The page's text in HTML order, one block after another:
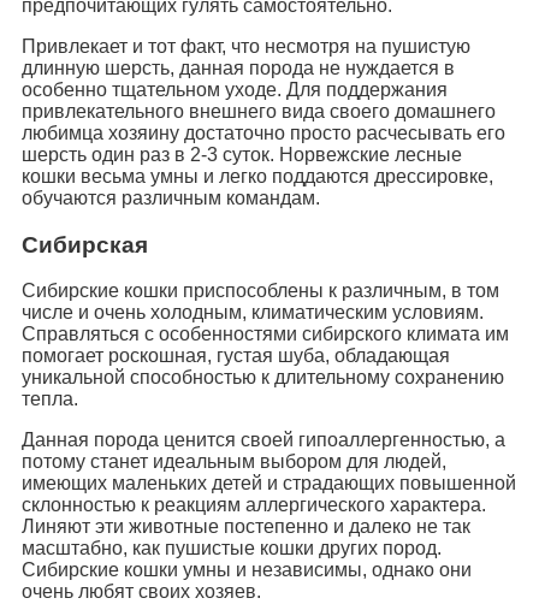
предпочитающих гулять самостоятельно.
Привлекает и тот факт, что несмотря на пушистую
длинную шерсть, данная порода не нуждается в
особенно тщательном уходе. Для поддержания
привлекательного внешнего вида своего домашнего
любимца хозяину достаточно просто расчесывать его
шерсть один раз в 2-3 суток. Норвежские лесные
кошки весьма умны и легко поддаются дрессировке,
обучаются различным командам.
Сибирская
Сибирские кошки приспособлены к различным, в том
числе и очень холодным, климатическим условиям.
Справляться с особенностями сибирского климата им
помогает роскошная, густая шуба, обладающая
уникальной способностью к длительному сохранению
тепла.
Данная порода ценится своей гипоаллергенностью, а
потому станет идеальным выбором для людей,
имеющих маленьких детей и страдающих повышенной
склонностью к реакциям аллергического характера.
Линяют эти животные постепенно и далеко не так
масштабно, как пушистые кошки других пород.
Сибирские кошки умны и независимы, однако они
очень любят своих хозяев.